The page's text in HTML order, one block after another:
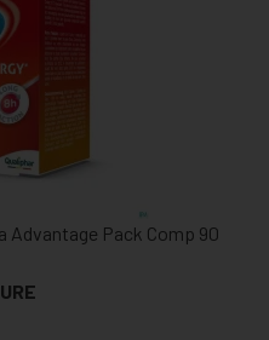
Advantage Pack Comp 90